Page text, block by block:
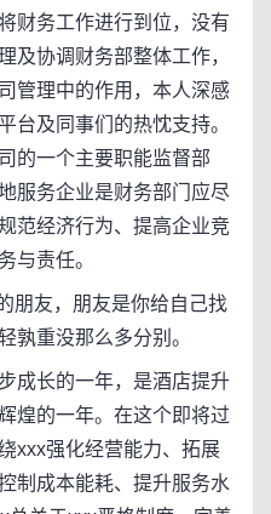
财务工作进行到位，没有
及协调财务部整体工作，
管理中的作用，本人深感
台及同事们的热忱支持。
的一个主要职能监督部
服务企业是财务部门应尽
范经济行为、提高企业竞
与责任。
友，朋友是你给自己找
孰重没那么多分别。
长的一年，是酒店提升
煌的一年。在这个即将过
xxx强化经营能力、拓展
制成本能耗、提升服务水